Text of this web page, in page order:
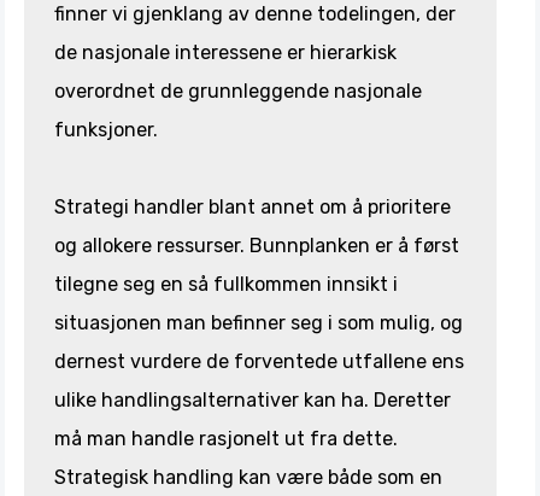
finner vi gjenklang av denne todelingen, der
de nasjonale interessene er hierarkisk
overordnet de grunnleggende nasjonale
funksjoner.
Strategi handler blant annet om å prioritere
og allokere ressurser. Bunnplanken er å først
tilegne seg en så fullkommen innsikt i
situasjonen man befinner seg i som mulig, og
dernest vurdere de forventede utfallene ens
ulike handlingsalternativer kan ha. Deretter
må man handle rasjonelt ut fra dette.
Strategisk handling kan være både som en